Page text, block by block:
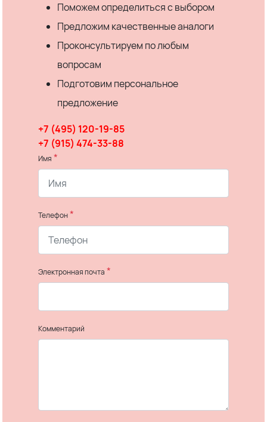
Поможем определиться с выбором
Предложим качественные аналоги
Проконсультируем по любым
вопросам
Подготовим персональное
предложение
+7 (495) 120-19-85
+7 (915) 474-33-88
Имя *
Телефон*
Электронная почта *
Комментарий